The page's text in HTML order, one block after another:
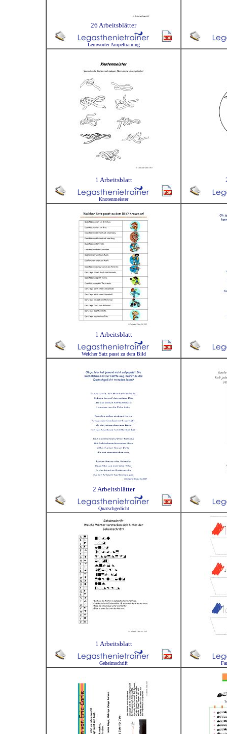
26 Arbeitsblätter
Lernwörter Ampeltraining
1 Arbeitsblatt
Knotenmeister
1 Arbeitsblatt
Welcher Satz passt zu dem Bild
2 Arbeitsblätter
Quatschgedicht
1 Arbeitsblatt
Geheimschrift